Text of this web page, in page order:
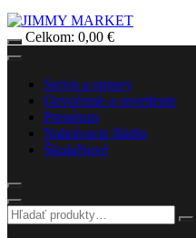
Celkom: 0,00 €
Servis a opravy
Ozvučenie a osvetlenie
Prenájom
Nahrávacie štúdio
ŠkolaNové